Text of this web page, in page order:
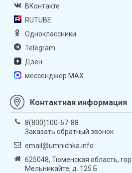
ВКонтакте
RUTUBE
Одноклассники
Telegram
Дзен
мессенджер MAX
Контактная информация
8(800)100-67-88
Заказать обратный звонок
email@umnichka.info
625048, Тюменская область,
Мельникайте, д. 125 Б